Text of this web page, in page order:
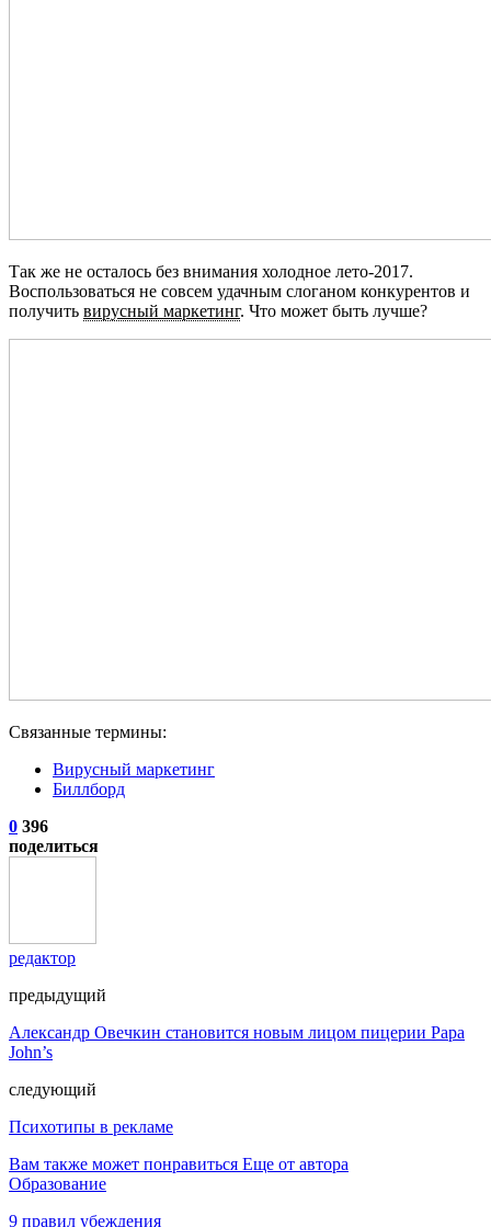
Так же не осталось без внимания холодное лето-2017.
Воспользоваться не совсем удачным слоганом конкурентов и
получить вирусный маркетинг. Что может быть лучше?
Связанные термины:
Вирусный маркетинг
Биллборд
0 396
поделиться
редактор
предыдущий
Александр Овечкин становится новым лицом пицерии Papa
John’s
следующий
Психотипы в рекламе
Вам также может понравиться Еще от автора
Образование
9 правил убеждения